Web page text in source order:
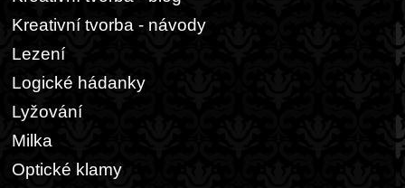
Kreativní tvorba - návody
Lezení
Logické hádanky
Lyžování
Milka
Optické klamy